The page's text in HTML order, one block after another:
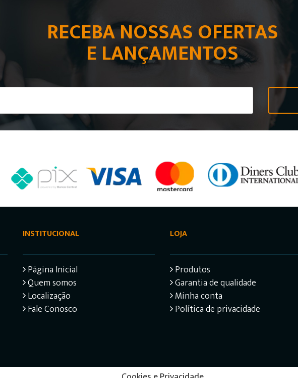
RECEBA NOSSAS OFERTAS
E LANÇAMENTOS
INSTITUCIONAL
Página Inicial
Quem somos
Localização
Fale Conosco
LOJA
Produtos
Garantia de qualidade
Minha conta
Política de privacidade